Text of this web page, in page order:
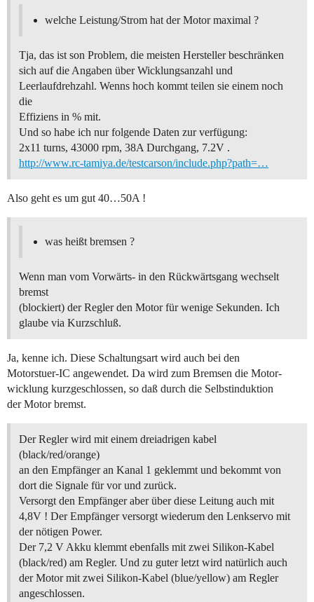
welche Leistung/Strom hat der Motor maximal ?
Tja, das ist son Problem, die meisten Hersteller beschränken
sich auf die Angaben über Wicklungsanzahl und
Leerlaufdrehzahl. Wenns hoch kommt teilen sie einem noch
die
Effiziens in % mit.
Und so habe ich nur folgende Daten zur verfügung:
2x11 turns, 43000 rpm, 38A Durchgang, 7.2V .
http://www.rc-tamiya.de/testcarson/include.php?path=…
Also geht es um gut 40…50A !
was heißt bremsen ?
Wenn man vom Vorwärts- in den Rückwärtsgang wechselt
bremst
(blockiert) der Regler den Motor für wenige Sekunden. Ich
glaube via Kurzschluß.
Ja, kenne ich. Diese Schaltungsart wird auch bei den
Motorstuer-IC angewendet. Da wird zum Bremsen die Motor-
wicklung kurzgeschlossen, so daß durch die Selbstinduktion
der Motor bremst.
Der Regler wird mit einem dreiadrigen kabel
(black/red/orange)
an den Empfänger an Kanal 1 geklemmt und bekommt von
dort die Signale für vor und zurück.
Versorgt den Empfänger aber über diese Leitung auch mit
4,8V ! Der Empfänger versorgt wiederum den Lenkservo mit
der nötigen Power.
Der 7,2 V Akku klemmt ebenfalls mit zwei Silikon-Kabel
(black/red) am Regler. Und zu guter letzt wird natürlich auch
der Motor mit zwei Silikon-Kabel (blue/yellow) am Regler
angeschlossen.